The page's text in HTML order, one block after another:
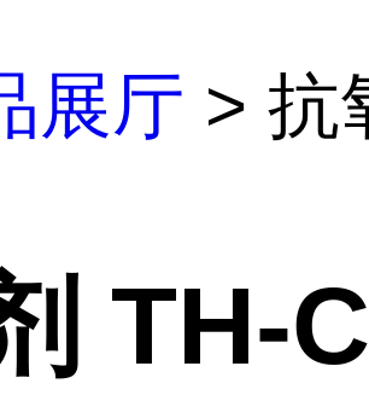
展厅 > 抗
TH-